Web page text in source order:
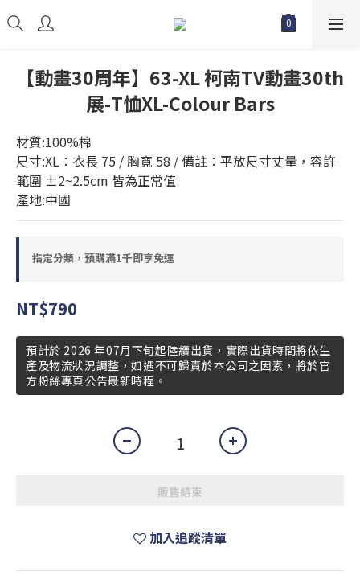
【動畫30周年】63-XL 柯南TV動畫30th
展-T恤XL-Colour Bars
材質:100%棉
尺寸:XL：衣長 75 / 胸寬 58 / 備註：平放尺寸丈量，容許
範圍 ±2~2.5cm 皆為正常值
產地:中國
指定分類，預購滿1千即享免運
NT$790
預計於 2026 年07月下旬起陸續出貨，實際出貨時間將依生
產及物流狀況調整，如遇不可歸責於本公司之因素，將於官
方粉絲專頁公告最新時程。
販售結束
加入追蹤清單